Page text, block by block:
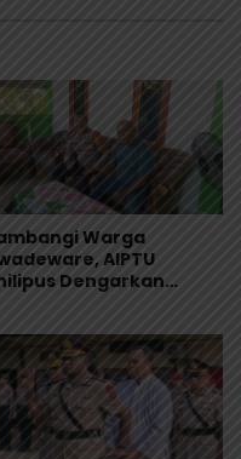
Warga
AIPTU
Dengarkan